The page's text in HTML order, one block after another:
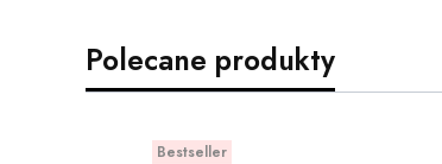
Polecane produkty
Bestseller